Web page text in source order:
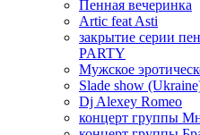
Пенная вечеринка
Artic feat Asti
закрытие серии
PARTY
Мужское
Slade show
Dj Alexey Romeo
концерт группы